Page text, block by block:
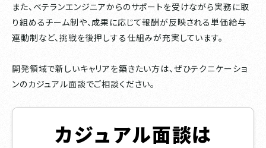
また、ベテランエンジニアからのサポートを受けながら実務に取
り組めるチーム制や、成果に応じて報酬が反映される単価給与
連動制など、挑戦を後押しする仕組みが充実しています。
開発領域で新しいキャリアを築きたい方は、ぜひテクニケーショ
ンのカジュアル面談でご相談ください。
カジュアル面談は